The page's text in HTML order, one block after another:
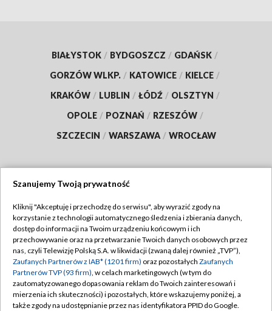
BIAŁYSTOK / BYDGOSZCZ / GDAŃSK /
GORZÓW WLKP. / KATOWICE / KIELCE /
KRAKÓW / LUBLIN / ŁÓDŹ / OLSZTYN /
OPOLE / POZNAŃ / RZESZÓW /
SZCZECIN / WARSZAWA / WROCŁAW
TVP
Abonament TVP
Emisja w TVP
Centrum informacji TVP
Naziemna Telewizja Cyfrowa
Regulamin TVP
Polityka prywatności
Moje zgody
Pomoc
Szanujemy Twoją prywatność
Kliknij "Akceptuję i przechodzę do serwisu", aby wyrazić zgody na
korzystanie z technologii automatycznego śledzenia i zbierania danych,
dostęp do informacji na Twoim urządzeniu końcowym i ich
przechowywanie oraz na przetwarzanie Twoich danych osobowych przez
nas, czyli Telewizję Polską S.A. w likwidacji (zwaną dalej również „TVP”),
Zaufanych Partnerów z IAB* (1201 firm) oraz pozostałych Zaufanych
Partnerów TVP (93 firm), w celach marketingowych (w tym do
zautomatyzowanego dopasowania reklam do Twoich zainteresowań i
mierzenia ich skuteczności) i pozostałych, które wskazujemy poniżej, a
także zgody na udostępnianie przez nas identyfikatora PPID do Google.